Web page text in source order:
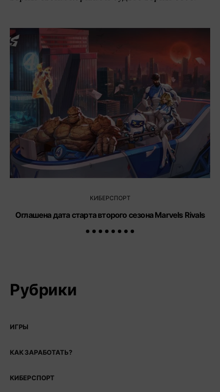
КИБЕРСПОРТ
Оглашена дата старта второго сезона Marvels Rivals
Рубрики
ИГРЫ
КАК ЗАРАБОТАТЬ?
КИБЕРСПОРТ